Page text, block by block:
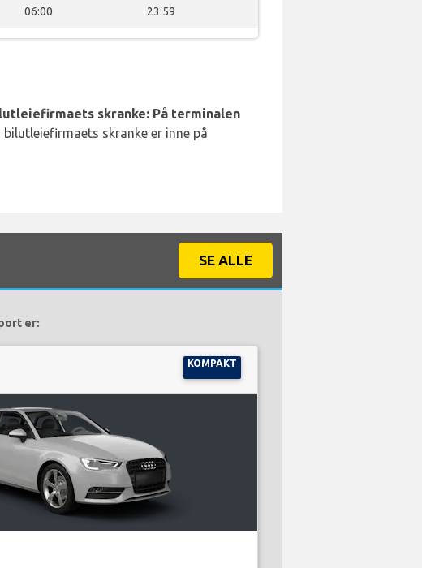
06:00 23:59
skranke: På terminalen
skranke er inne på
SE ALLE
er:
KOMPAKT